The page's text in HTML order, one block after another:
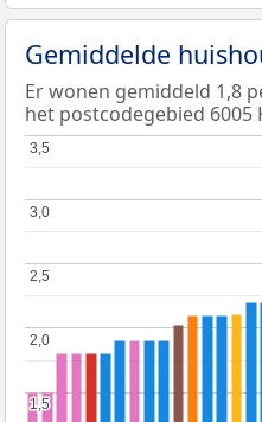
Gemiddelde
Er wonen gemiddeld 1,8
het postcodegebied 6005
1,5
1,5
2,0
2,0
2,5
2,5
3,0
3,0
3,5
3,5